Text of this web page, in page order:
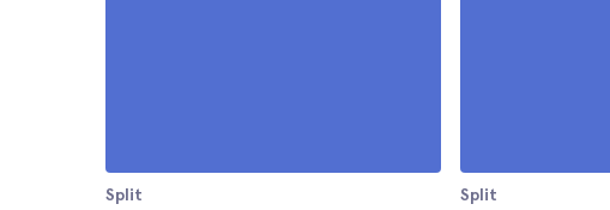
Split Split